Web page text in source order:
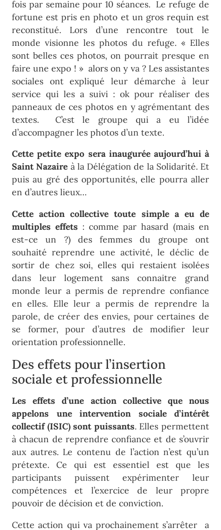
fois par semaine pour 10 séances. Le refuge de
fortune est pris en photo et un gros requin est
reconstitué. Lors d’une rencontre tout le
monde visionne les photos du refuge. « Elles
sont belles ces photos, on pourrait presque en
faire une expo ! » alors on y va ? Les assistantes
sociales ont expliqué leur démarche à leur
service qui les a suivi : ok pour réaliser des
panneaux de ces photos en y agrémentant des
textes. C’est le groupe qui a eu l’idée
d’accompagner les photos d’un texte.
Cette petite expo sera inaugurée aujourd’hui à
Saint Nazaire à la Délégation de la Solidarité. Et
puis au gré des opportunités, elle pourra aller
en d’autres lieux…
Cette action collective toute simple a eu de
multiples effets : comme par hasard (mais en
est-ce un ?) des femmes du groupe ont
souhaité reprendre une activité, le déclic de
sortir de chez soi, elles qui restaient isolées
dans leur logement sans connaitre grand
monde leur a permis de reprendre confiance
en elles. Elle leur a permis de reprendre la
parole, de créer des envies, pour certaines de
se former, pour d’autres de modifier leur
orientation professionnelle.
Des effets pour l’insertion
sociale et professionnelle
Les effets d’une action collective que nous
appelons une intervention sociale d’intérêt
collectif (ISIC) sont puissants. Elles permettent
à chacun de reprendre confiance et de s’ouvrir
aux autres. Le contenu de l’action n’est qu’un
prétexte. Ce qui est essentiel est que les
participants puissent expérimenter leur
compétences et l’exercice de leur propre
pouvoir de décision et de conviction.
Cette action qui va prochainement s’arrêter a